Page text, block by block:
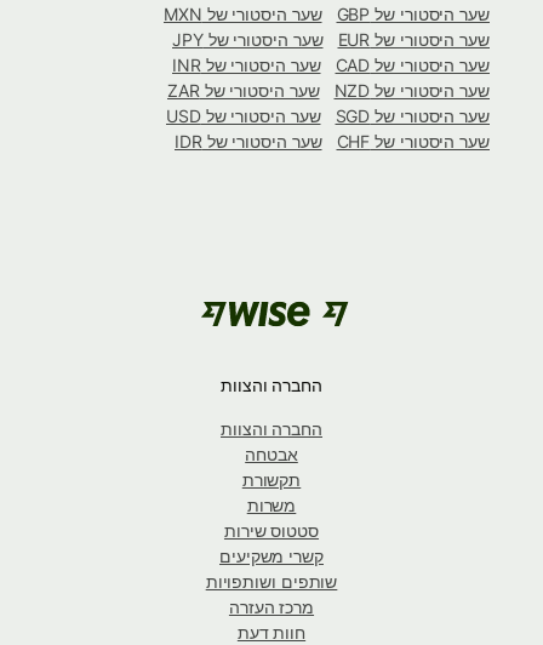
שער היסטורי של GBP
שער היסטורי של MXN
שער היסטורי של EUR
שער היסטורי של JPY
שער היסטורי של CAD
שער היסטורי של INR
שער היסטורי של NZD
שער היסטורי של ZAR
שער היסטורי של SGD
שער היסטורי של USD
שער היסטורי של CHF
שער היסטורי של IDR
החברה והצוות
החברה והצוות
אבטחה
תקשורת
משרות
סטטוס שירות
קשרי משקיעים
שותפים ושותפויות
מרכז העזרה
חוות דעת